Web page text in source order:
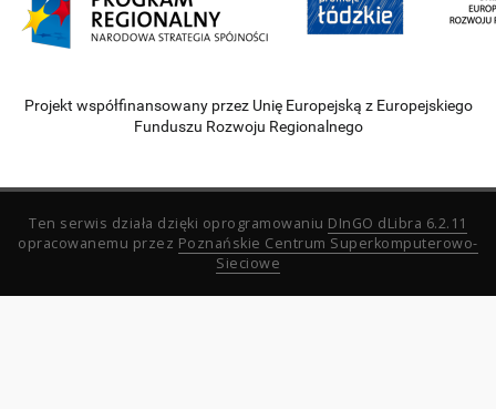
Projekt współfinansowany przez Unię Europejską z Europejskiego
Funduszu Rozwoju Regionalnego
Ten serwis działa dzięki oprogramowaniu DInGO dLibra 6.2.11
opracowanemu przez Poznańskie Centrum Superkomputerowo-
Sieciowe